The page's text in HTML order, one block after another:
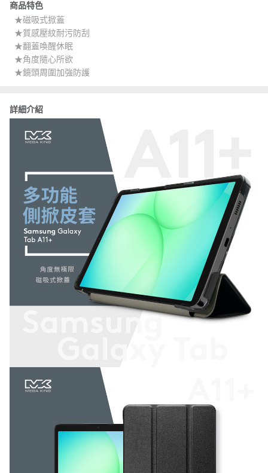
商品特色
★磁吸式掀蓋
★質感壓紋耐污防刮
★翻蓋喚醒休眠
★角度隨心所欲
★鏡頭周圍加強防護
詳細介紹